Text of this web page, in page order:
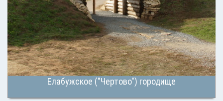
Елабужское ("Чертово") городище